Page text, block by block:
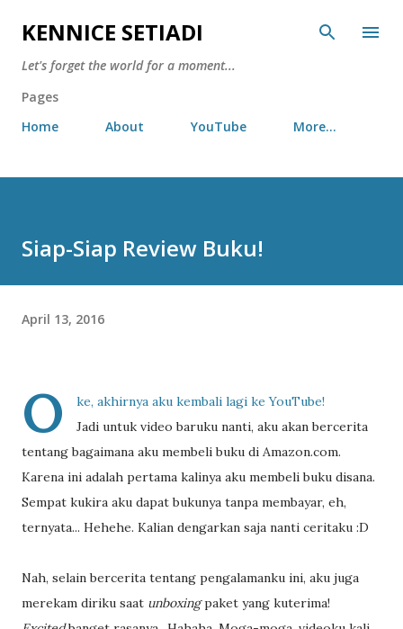
Skip to main content
KENNICE SETIADI
Let's forget the world for a moment...
Pages
Home
About YouTube More…
Siap-Siap Review Buku!
April 13, 2016
O
ke, akhirnya aku kembali lagi ke YouTube!
Jadi untuk video baruku nanti, aku akan bercerita
tentang bagaimana aku membeli buku di Amazon.com.
Karena ini adalah pertama kalinya aku membeli buku disana.
Sempat kukira aku dapat bukunya tanpa membayar, eh,
ternyata... Hehehe. Kalian dengarkan saja nanti ceritaku :D
Nah, selain bercerita tentang pengalamanku ini, aku juga
merekam diriku saat unboxingpaket yang kuterima!